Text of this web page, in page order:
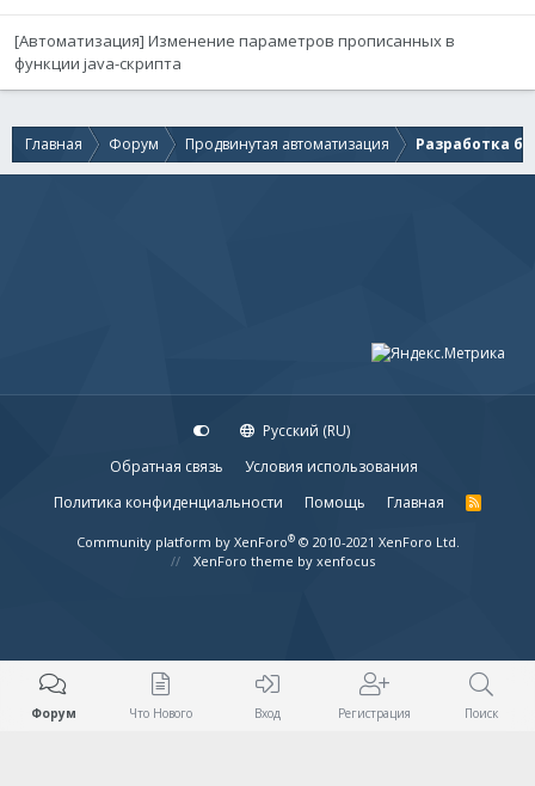
[Автоматизация] Изменение параметров прописанных в
функции java-скрипта
Главная Форум Продвинутая автоматизация Разработка
Русский (RU)
Обратная связь
Условия использования
Политика конфиденциальности
Помощь Главная
R
S
Community platform by XenForo® © 2010-2021 XenForo Ltd.
XenForo theme by xenfocus
Форум Что Нового Вход Регистрация Поиск